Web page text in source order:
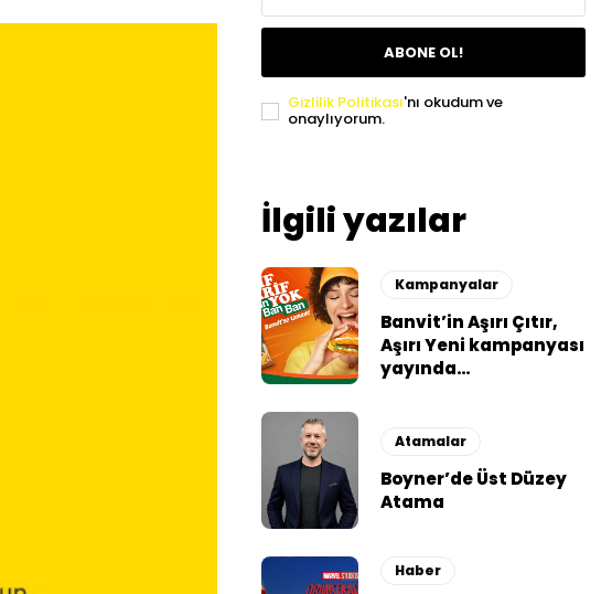
ABONE OL!
Gizlilik Politikası'nı okudum ve
onaylıyorum.
İlgili yazılar
Kampanyalar
Banvit’in Aşırı Çıtır,
Aşırı Yeni kampanyası
yayında…
Atamalar
Boyner’de Üst Düzey
Atama
Haber